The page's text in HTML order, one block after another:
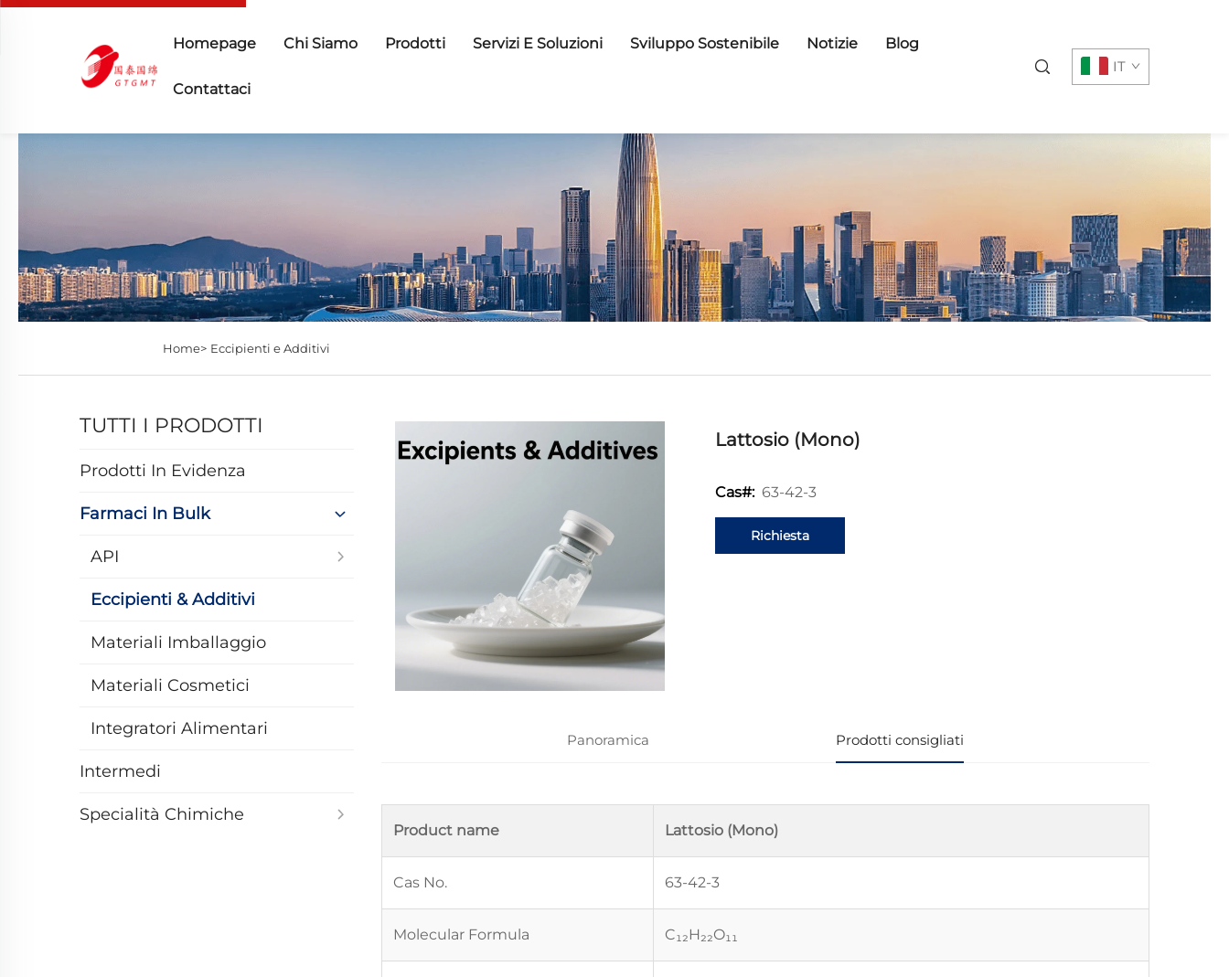
Homepage Chi Siamo Prodotti Servizi E Soluzioni Sviluppo Sostenibile Notizie Blog
Contattaci
IT
Home> Eccipienti e Additivi
TUTTI I PRODOTTI
Prodotti In Evidenza
Farmaci In Bulk
API
Eccipienti & Additivi
Materiali Imballaggio
Materiali Cosmetici
Integratori Alimentari
Intermedi
Specialità Chimiche
Lattosio (Mono)
Cas#: 63-42-3
Richiesta
Panoramica Prodotti consigliati
Product name Lattosio (Mono)
Cas No. 63-42-3
Molecular Formula C₁₂H₂₂O₁₁